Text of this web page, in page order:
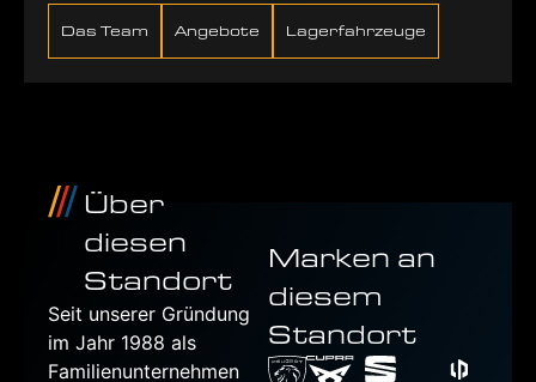
Das Team Angebote Lagerfahrzeuge
Über
diesen
Standort
Seit unserer Gründung
im Jahr 1988 als
Familienunternehmen
Marken an
diesem
Standort